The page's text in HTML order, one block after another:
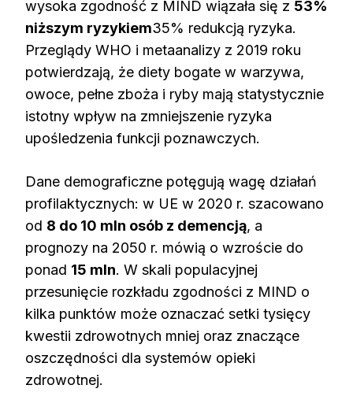
wysoka zgodność z MIND wiązała się z 53%
niższym ryzykiem35% redukcją ryzyka.
Przeglądy WHO i metaanalizy z 2019 roku
potwierdzają, że diety bogate w warzywa,
owoce, pełne zboża i ryby mają statystycznie
istotny wpływ na zmniejszenie ryzyka
upośledzenia funkcji poznawczych.
Dane demograficzne potęgują wagę działań
profilaktycznych: w UE w 2020 r. szacowano
od 8 do 10 mln osób z demencją, a
prognozy na 2050 r. mówią o wzroście do
ponad 15 mln. W skali populacyjnej
przesunięcie rozkładu zgodności z MIND o
kilka punktów może oznaczać setki tysięcy
kwestii zdrowotnych mniej oraz znaczące
oszczędności dla systemów opieki
zdrowotnej.